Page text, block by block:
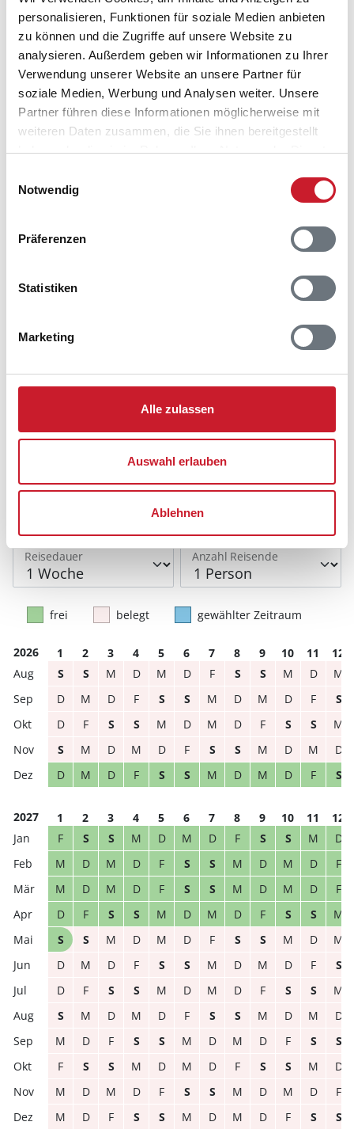
personalisieren, Funktionen für soziale Medien anbieten
zu können und die Zugriffe auf unsere Website zu
analysieren. Außerdem geben wir Informationen zu Ihrer
Verwendung unserer Website an unsere Partner für
soziale Medien, Werbung und Analysen weiter. Unsere
Partner führen diese Informationen möglicherweise mit
weiteren Daten zusammen, die Sie ihnen bereitgestellt
haben oder die sie im Rahmen Ihrer Nutzung der Dienste
Notwendig
Präferenzen
Statistiken
Marketing
Alle zulassen
Auswahl erlauben
Ablehnen
Belegungskalender
Reisedauer auswählen
Anzahl Reisende auswählen
Sie bekommen Verfügbarkeit und Preis angezeigt
Reisedauer Anzahl Reisende
Reisezeitraumes auch Änderungen bei der
Hausbeschreibung und/oder der Ausstattung ergeben
frei belegt gewählter Zeitraum
2026 1 2 3 4 5 6 7 8 9 10 11
12
S
S M D M D F S S M D
M
D
M D F S S M D M D F
S
D
F S S M D M D F S S
M
S
M D M D F S S M D M
D
D
M D F S S M D M D F S
2027 1 2 3 4 5 6 7 8 9 10 11
12
F
S S M D M D F S S M
D
M
D M D F S S M D M D
F
M
D M D F S S M D M D
F
D
F S S M D M D F S S
M
S
S M D M D F S S M D
M
D
M D F S S M D M D F
S
D
F S S M D M D F S S
M
S
M D M D F S S M D M
D
M
D F S S M D M D F S
S
F
S S M D M D F S S M
D
M
D M D F S S M D M D
F
M
D F S S M D M D F S S